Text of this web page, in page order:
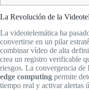
La Revolución de la
La videotelemática ha
convertirse en un pilar
combinar vídeo de alta
crea un registro verificable
riesgos. La convergencia de
edge computing permite
tiempo real y activar alertas